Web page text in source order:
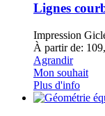
Lignes
Impression
À partir de:
Agrandir
Mon souhait
Plus d'info